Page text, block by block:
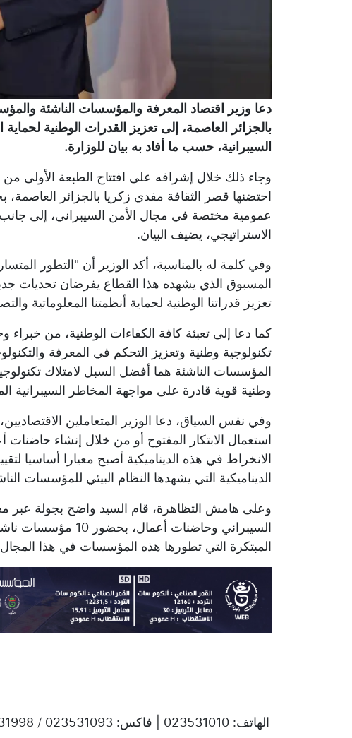
دعا وزير اقتصاد المعرفة والمؤسسات الناشئة
بالجزائر العاصمة، إلى تعزيز القدرات الوطنية لحماية
السيبرانية، حسب ما أفاد به بيان للوزارة.
احتضنها قصر الثقافة مفدي زكريا بالجزائر
عمومية مختصة في مجال الأمن السيبراني، إلى
الاستراتيجي، يضيف البيان.
وفي كلمة له بالمناسبة، أكد الوزير أن "التطور
المسبوق الذي يشهده هذا القطاع يفرضان تحديات
تعزيز قدراتنا الوطنية لحماية أنظمتنا المعلوماتية
كما دعا إلى تعبئة كافة الكفاءات الوطنية، من
تكنولوجية وطنية وتعزيز التحكم في المعرفة
المؤسسات الناشئة هما أفضل السبل لامتلاك
وطنية قوية قادرة على مواجهة المخاطر السيبرانية
وفي نفس السياق، دعا الوزير المتعاملين
استعمال الابتكار المفتوح أو من خلال إنشاء
الانخراط في هذه الديناميكية أصبح معيارا أساسيا
الديناميكية التي يشهدها النظام البيئي للمؤسسات
وعلى هامش التظاهرة، قام السيد واضح بجولة
السيبراني وحاضنات
المبتكرة التي تطورها هذه المؤسسات في هذا
© حقوق النشر 2025، جميع الحقوق محفوظة ENTV | الهاتف: 023531010 | فاكس: 023531093 / 023531998